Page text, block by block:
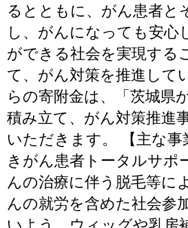
るとともに、がん患者と
し、がんになっても安心
ができる社会を実現する
て、がん対策を推進して
らの寄附金は、「茨城県
積み立て、がん対策推進
いただきます。 【主な
きがん患者トータルサ
んの治療に伴う脱毛等に
んの就労を含めた社会参